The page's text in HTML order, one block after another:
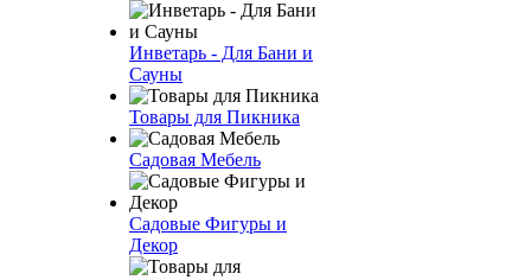
Инветарь - Для Бани и
Сауны
Товары для Пикника
Садовая Мебель
Садовые Фигуры и
Декор